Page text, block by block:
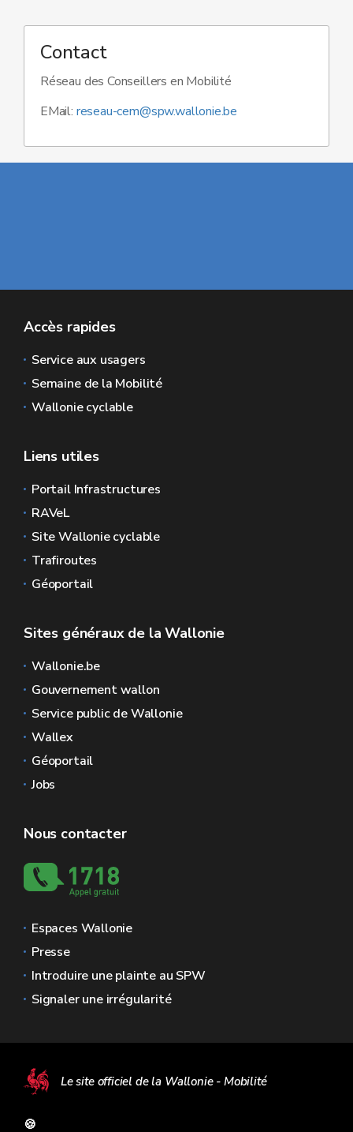
Contact
Réseau des Conseillers en Mobilité
EMail: reseau-cem@spw.wallonie.be
Accès rapides
Service aux usagers
Semaine de la Mobilité
Wallonie cyclable
Liens utiles
Portail Infrastructures
RAVeL
Site Wallonie cyclable
Trafiroutes
Géoportail
Sites généraux de la Wallonie
Wallonie.be
Gouvernement wallon
Service public de Wallonie
Wallex
Géoportail
Jobs
Nous contacter
Espaces Wallonie
Presse
Introduire une plainte au SPW
Signaler une irrégularité
Le site officiel de la Wallonie - Mobilité
🍪